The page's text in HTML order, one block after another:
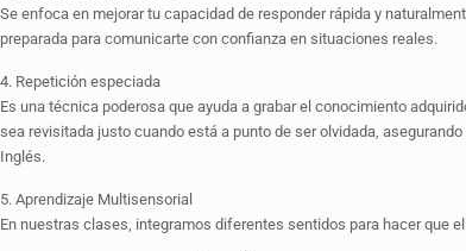
Se enfoca en mejorar tu capacidad de responder rápida y
preparada para comunicarte con confianza en situaciones reales.
4. Repetición especiada
Es una técnica poderosa que ayuda a grabar el conocimiento
sea revisitada justo cuando está a punto de ser olvidada,
Inglés.
5. Aprendizaje Multisensorial
En nuestras clases, integramos diferentes sentidos para hacer que